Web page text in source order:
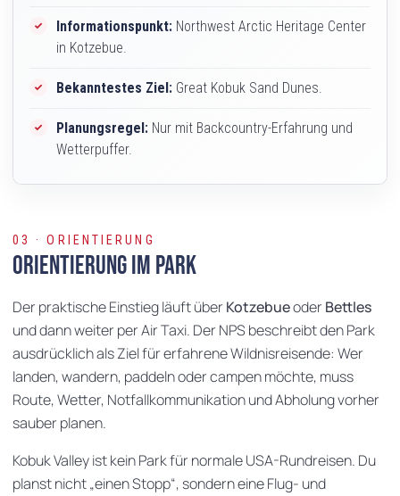
Informationspunkt: Northwest Arctic Heritage Center
in Kotzebue.
Bekanntestes Ziel: Great Kobuk Sand Dunes.
Planungsregel: Nur mit Backcountry-Erfahrung und
Wetterpuffer.
03 · ORIENTIERUNG
Orientierung im Park
Der praktische Einstieg läuft über Kotzebueoder Bettles
und dann weiter per Air Taxi. Der NPS beschreibt den Park
ausdrücklich als Ziel für erfahrene Wildnisreisende: Wer
landen, wandern, paddeln oder campen möchte, muss
Route, Wetter, Notfallkommunikation und Abholung vorher
sauber planen.
Kobuk Valley ist kein Park für normale USA-Rundreisen. Du
planst nicht „einen Stopp“, sondern eine Flug- und